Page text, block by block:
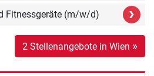
Fitnessgeräte (m/w/d) ›
2 Stellenangebote in Wien »